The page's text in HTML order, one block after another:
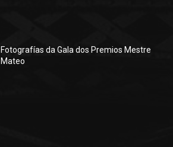
Fotografías da Gala dos Premios Mestre
Mateo